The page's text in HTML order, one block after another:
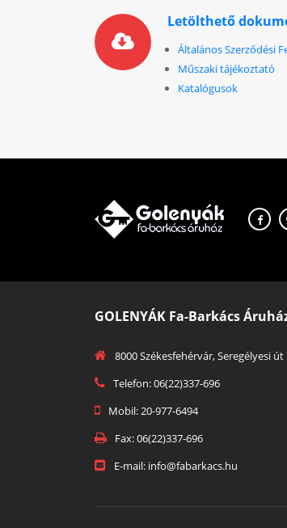
Letölthető
Általános Szerződési
Műszaki tájékoztató
Katalógusok
GOLENYÁK Fa-Barkács
8000 Székesfehérvár, Seregélyesi út
Telefon: 06(22)337-696
Mobil: 20-977-6494
Fax: 06(22)337-696
E-mail: info@fabarkacs.hu